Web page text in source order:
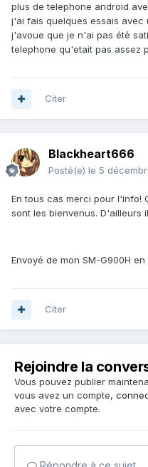
plus de telephone android
j'ai fais quelques essais
j'avoue que je n'ai pas été
telephone qu'etait pas assez
Citer
Blackheart666
Posté(e) le 5
En tous cas merci pour l'info!
sont les bienvenus. D'ailleurs
Envoyé de mon SM-G900H
Citer
Rejoindre la
Vous pouvez publier
vous avez un compte,
avec votre compte.